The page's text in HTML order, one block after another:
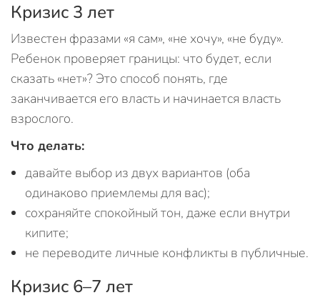
Кризис 3 лет
Известен фразами «я сам», «не хочу», «не буду».
Ребенок проверяет границы: что будет, если
сказать «нет»? Это способ понять, где
заканчивается его власть и начинается власть
взрослого.
Что делать:
давайте выбор из двух вариантов (оба
одинаково приемлемы для вас);
сохраняйте спокойный тон, даже если внутри
кипите;
не переводите личные конфликты в публичные.
Кризис 6–7 лет